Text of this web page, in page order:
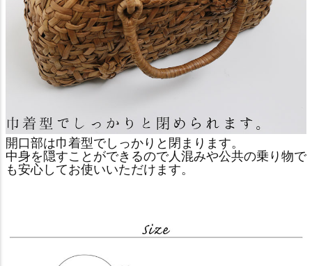
開口部は巾着型でしっかりと閉まります。
中身を隠すことができるので人混みや公共の乗り物で
も安心してお使いいただけます。